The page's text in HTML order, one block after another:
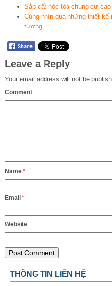
Sắp cất nóc tòa chung cư
Cùng nhìn qua những thiết
tượng
Leave a Reply
Your email address will not be
Comment
Name *
Email *
Website
THÔNG TIN LIÊN HỆ